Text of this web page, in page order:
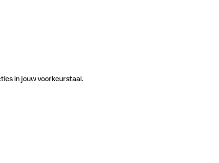
in jouw voorkeurstaal.